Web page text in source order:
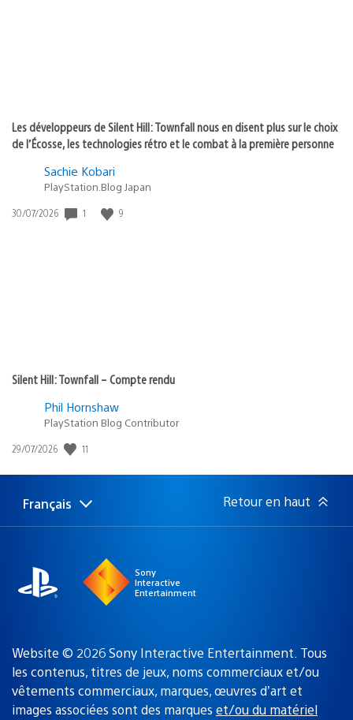
Les développeurs de Silent Hill: Townfall nous en disent plus sur le choix
de l’Écosse, les technologies rétro et le combat à la première personne
Sachie Kobari
PlayStation.Blog Japan
Date
30/07/2026 1 9
Silent Hill: Townfall – Compte rendu
Phil Hornshaw
PlayStation Blog Contributor
Date
publication
29/07/2026 11
Choisir
une
Région
actuelle
Français Retour en haut
Sony
Interactive
Entertainment
Website © 2026 Sony Interactive Entertainment. Tous
les contenus, titres de jeux, noms commerciaux et/ou
vêtements commerciaux, marques, œuvres d’art et
images associées sont des marques et/ou du matériel